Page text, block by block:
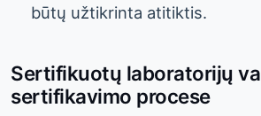
būtų užtikrinta atitiktis.
Sertifikuotų laboratorijų
sertifikavimo procese